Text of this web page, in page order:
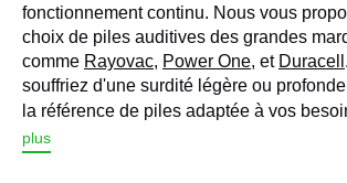
fonctionnement continu. Nous vous
choix de piles auditives des grandes
comme Rayovac, Power One, et Duracell
souffriez d'une surdité légère ou
la référence de piles adaptée à vos
plus